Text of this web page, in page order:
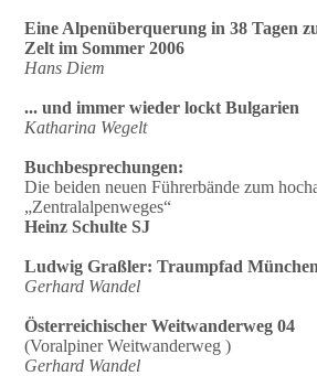
Eine Alpenüberquerung in 38 Tagen
Zelt im Sommer 2006
Hans Diem
... und immer wieder lockt Bulgarien
Katharina Wegelt
Buchbesprechungen:
Die beiden neuen Führerbände zum
„Zentralalpenweges“
Heinz Schulte SJ
Ludwig Graßler: Traumpfad
Gerhard Wandel
Österreichischer Weitwanderweg 04
(Voralpiner Weitwanderweg )
Gerhard Wandel